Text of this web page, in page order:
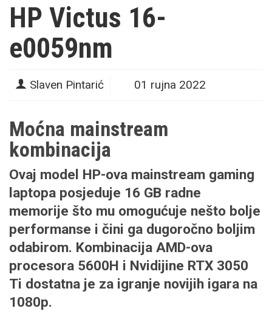
HP Victus 16-
e0059nm
Slaven Pintarić 01 rujna 2022
Moćna mainstream
kombinacija
Ovaj model HP-ova mainstream gaming
laptopa posjeduje 16 GB radne
memorije što mu omogućuje nešto bolje
performanse i čini ga dugoročno boljim
odabirom. Kombinacija AMD-ova
procesora 5600H i Nvidijine RTX 3050
Ti dostatna je za igranje novijih igara na
1080p.